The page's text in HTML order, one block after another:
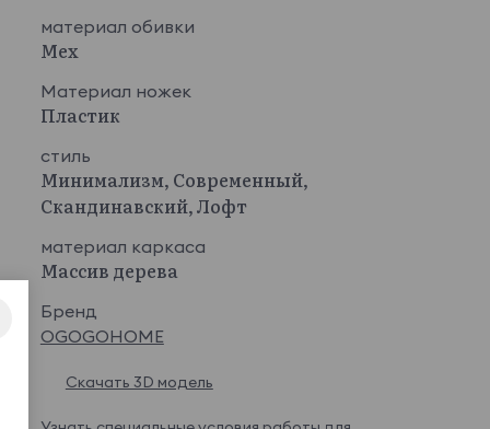
материал обивки
Мех
Материал ножек
Пластик
стиль
Минимализм, Современный,
Скандинавский, Лофт
материал каркаса
Массив дерева
Бренд
OGOGOHOME
Скачать 3D модель